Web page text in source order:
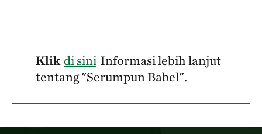
Klik di sini Informasi lebih lanjut
tentang "Serumpun Babel".